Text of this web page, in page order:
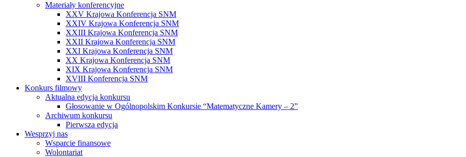
Materiały konferencyjne
XXV Krajowa Konferencja SNM
XXIV Krajowa Konferencja SNM
XXIII Krajowa Konferencja SNM
XXII Krajowa Konferencja SNM
XXI Krajowa Konferencja SNM
XX Krajowa Konferencja SNM
XIX Krajowa Konferencja SNM
XVIII Konferencja SNM
Konkurs filmowy
Aktualna edycja konkursu
Głosowanie w Ogólnopolskim Konkursie “Matematyczne Kamery – 2”
Archiwum konkursu
Pierwsza edycja
Wesprzyj nas
Wsparcie finansowe
Wolontariat